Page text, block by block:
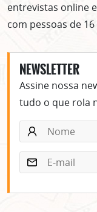
entrevistas online
com pessoas de
NEWSLETTER
Assine nossa
tudo o que rola